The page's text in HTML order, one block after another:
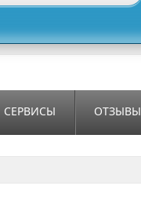
СЕРВИСЫ ОТЗЫВЫ